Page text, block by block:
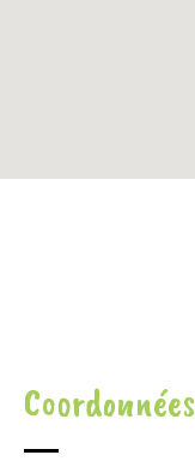
Coordonnées